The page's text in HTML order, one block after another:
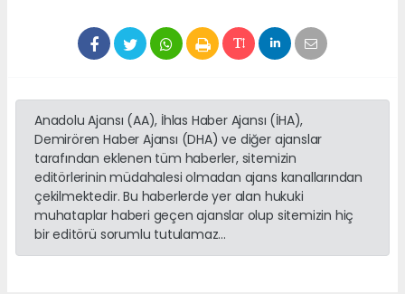
Anadolu Ajansı (AA), İhlas Haber Ajansı (İHA),
Demirören Haber Ajansı (DHA) ve diğer ajanslar
tarafından eklenen tüm haberler, sitemizin
editörlerinin müdahalesi olmadan ajans kanallarından
çekilmektedir. Bu haberlerde yer alan hukuki
muhataplar haberi geçen ajanslar olup sitemizin hiç
bir editörü sorumlu tutulamaz...